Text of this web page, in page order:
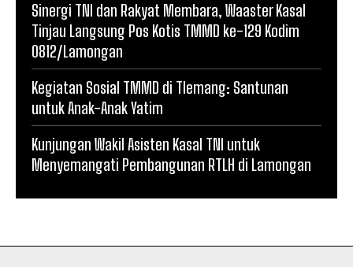
Sinergi TNI dan Rakyat Membara, Waaster Kasal
Tinjau Langsung Pos Kotis TMMD ke-129 Kodim
0812/Lamongan
Kegiatan Sosial TMMD di Tlemang: Santunan
untuk Anak-Anak Yatim
Kunjungan Wakil Asisten Kasal TNI untuk
Menyemangati Pembangunan RTLH di Lamongan